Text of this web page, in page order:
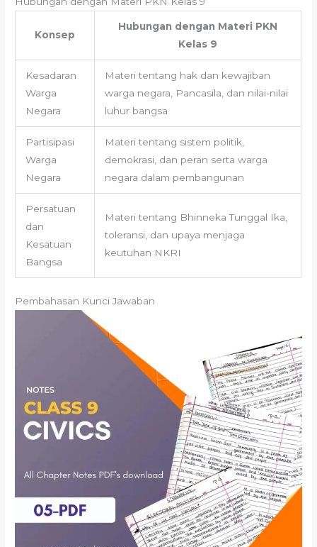
Konsep
Hubungan dengan Materi PKN
Kelas 9
Kesadaran
Warga
Negara
Materi tentang hak dan kewajiban
warga negara, Pancasila, dan nilai-nilai
luhur bangsa
Partisipasi
Warga
Negara
Materi tentang sistem politik,
demokrasi, dan peran serta warga
negara dalam pembangunan
Persatuan
dan
Kesatuan
Bangsa
Materi tentang Bhinneka Tunggal Ika,
toleransi, dan upaya menjaga
keutuhan NKRI
Pembahasan Kunci Jawaban